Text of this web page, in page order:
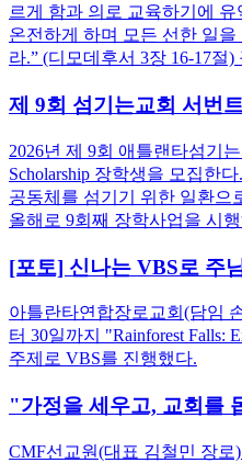
르게 함과 의로 교육하기에
온전하게 하며 모든 선한 일을
라.” (디모데후서 3장 16-17절
제 9회 섬기는교회 서번
2026년 제 9회 애틀랜타섬기
Scholarship 장학생을 모집한
공동체를 섬기기 위한 일환으
올해로 9회째 장학사업을 시
[포토] 신나는 VBS로 주
아틀란타연합장로교회(담임
터 30일까지 "Rainforest Falls:
주제로 VBS를 진행했다.
"가정을 세우고, 교회를
CMF선교원(대표 김철민 장로